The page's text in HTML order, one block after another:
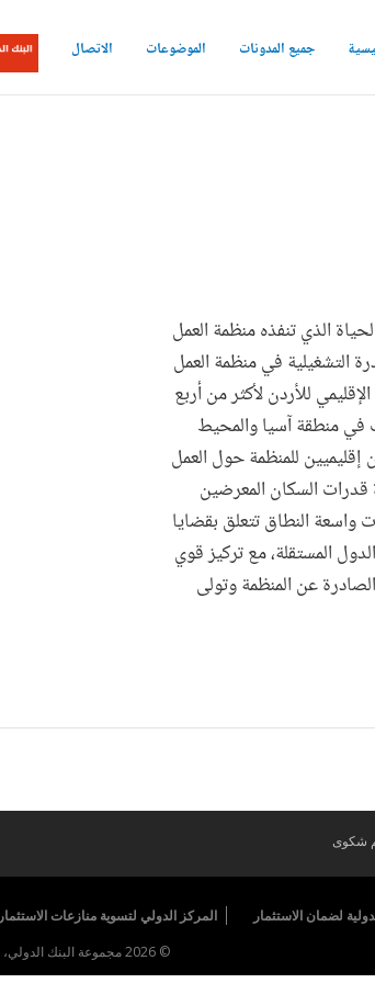
جميع المدونات الموضوعات الاتصال
الذي تنفذه منظمة العمل
التشغيلية في منظمة العمل
للأردن لأكثر من أربع
في منطقة آسيا والمحيط
إقليميين للمنظمة حول العمل
قدرات السكان المعرضين
واسعة النطاق تتعلق بقضايا
المستقلة، مع تركيز قوي
عن المنظمة وتولى
شكوى
لضمان الاستثمار
المركز الدولي لتسوية منازعات الاستثمار
© 2026 مجموعة البنك الدولي، جميع الحقوق محفوظة.